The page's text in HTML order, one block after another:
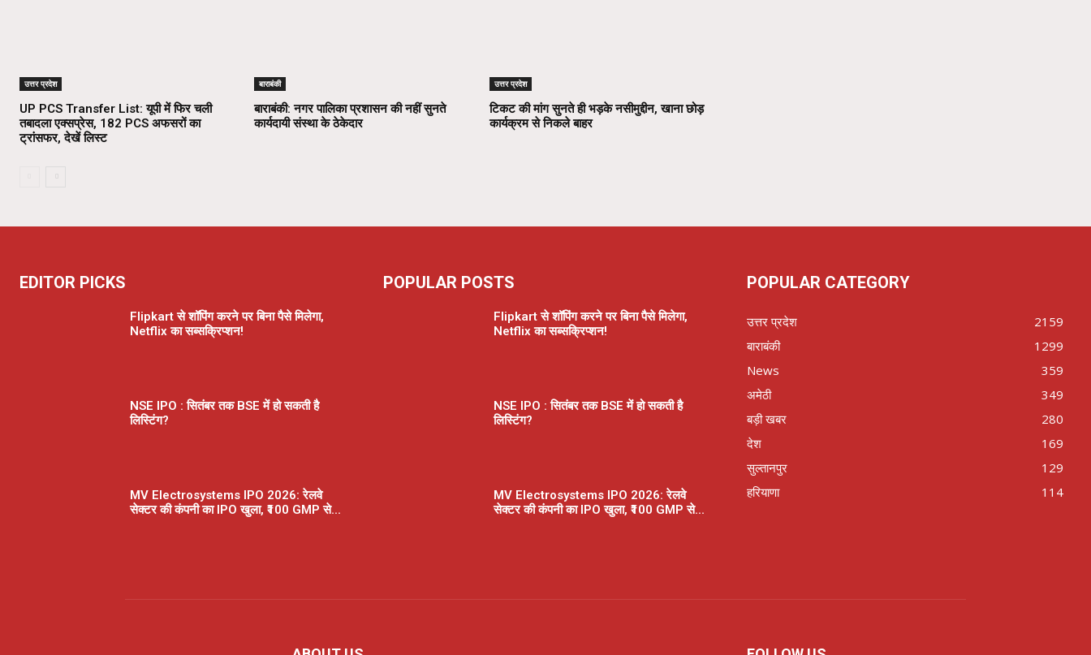
उत्तर प्रदेश
UP PCS Transfer List: यूपी में फिर चली
तबादला एक्सप्रेस, 182 PCS अफसरों का
ट्रांसफर, देखें लिस्ट
बाराबंकी
बाराबंकी: नगर पालिका प्रशासन की नहीं सुनते
कार्यदायी संस्था के ठेकेदार
उत्तर प्रदेश
टिकट की मांग सुनते ही भड़के नसीमुद्दीन, खाना छोड़
कार्यक्रम से निकले बाहर
EDITOR PICKS
Flipkart से शॉपिंग करने पर बिना पैसे मिलेगा,
Netflix का सब्सक्रिप्शन!
NSE IPO : सितंबर तक BSE में हो सकती है
लिस्टिंग?
MV Electrosystems IPO 2026: रेलवे
सेक्टर की कंपनी का IPO खुला, ₹100 GMP से...
POPULAR POSTS
Flipkart से शॉपिंग करने पर बिना पैसे मिलेगा,
Netflix का सब्सक्रिप्शन!
NSE IPO : सितंबर तक BSE में हो सकती है
लिस्टिंग?
MV Electrosystems IPO 2026: रेलवे
सेक्टर की कंपनी का IPO खुला, ₹100 GMP से...
POPULAR CATEGORY
उत्तर प्रदेश
2159
बाराबंकी
1299
News
359
अमेठी
349
बड़ी खबर
280
देश
169
सुल्तानपुर
129
हरियाणा
114